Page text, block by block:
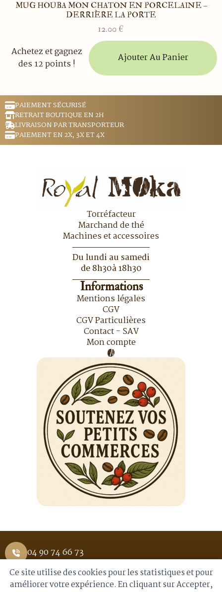
MUG HOUBA MON CHATON EN PORCELAINE –
DERRIÈRE LA PORTE
12.00 €
Achetez et gagnez
des 12 points !
Ajouter Au Panier
PAIEMENT SÉCURISÉ
RETRAIT BOUTIQUE EN 2H
LIVRAISON PAR TRANSPORTEUR
PAIEMENT EN 2X, 3X ET 4X
Torréfacteur
Marchand de thé
Machines et accessoires
Du lundi au samedi
de 8h30à 18h30
Informations
Mentions légales
CGV
CGV Particulières
Contact - SAV
Mon compte
04 90 74 66 73
1 Place Saint Pierre 84400 APT
Ce site utilise des cookies pour les statistiques et pour
améliorer votre expérience. En cliquant sur Accepter,